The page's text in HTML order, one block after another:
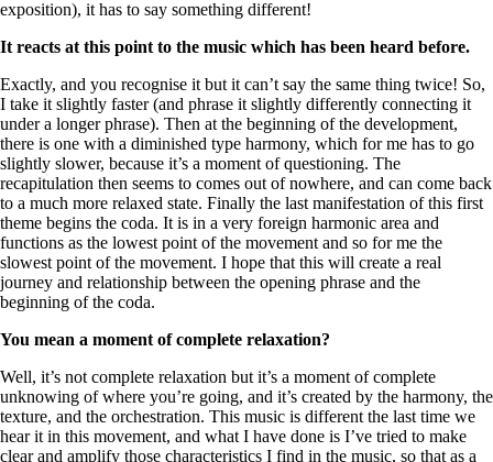
exposition), it has to say something different!
It reacts at this point to the music which has been heard before.
Exactly, and you recognise it but it can’t say the same thing twice! So,
I take it slightly faster (and phrase it slightly differently connecting it
under a longer phrase). Then at the beginning of the development,
there is one with a diminished type harmony, which for me has to go
slightly slower, because it’s a moment of questioning. The
recapitulation then seems to comes out of nowhere, and can come back
to a much more relaxed state. Finally the last manifestation of this first
theme begins the coda. It is in a very foreign harmonic area and
functions as the lowest point of the movement and so for me the
slowest point of the movement. I hope that this will create a real
journey and relationship between the opening phrase and the
beginning of the coda.
You mean a moment of complete relaxation?
Well, it’s not complete relaxation but it’s a moment of complete
unknowing of where you’re going, and it’s created by the harmony, the
texture, and the orchestration. This music is different the last time we
hear it in this movement, and what I have done is I’ve tried to make
clear and amplify those characteristics I find in the music, so that as a